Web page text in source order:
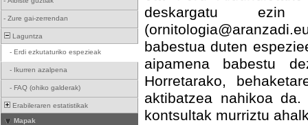
- Zure gai-zerrendan
Laguntza
- Erdi ezkutaturiko espezieak
- Ikurren azalpena
- FAQ (ohiko galderak)
Erabileraren estatistikak
Mapak
deskargatu ezin
babestua duten
aipamena babestu
Horretarako,
aktibatzea nahikoa
kontsultak murriztu